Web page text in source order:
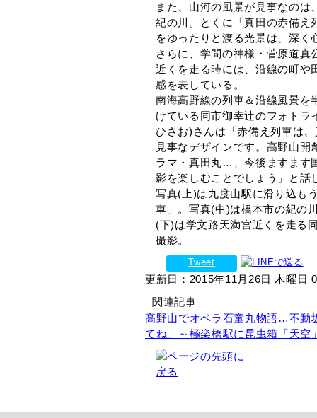
また、山河の風景が見事なの
紀の川。とくに「真田の赤備え
をゆったりと渡る光景は、深く
さらに、学問の神様・菅原道
近くを走る時には、沿線の町や
感を表している。
南海高野線の列車＆沿線風景を
けている同市御幸辻のフォトラ
ひさお)さんは「赤備え列車は
見事なデザインです。高野山
ラマ・真田丸…、今後ますます
影を楽しむことでしょう」と話
写真(上)は九度山駅に滑り込も
車」。写真(中)は橋本市の紀の
(下)は学文路天満宮近くを走る
撮影。
Tweet
更新日：2015年11月26日 木曜日
関連記事
高野山でオペラ石童丸物語…不動
てね」～極楽橋駅に昆虫箱「天空